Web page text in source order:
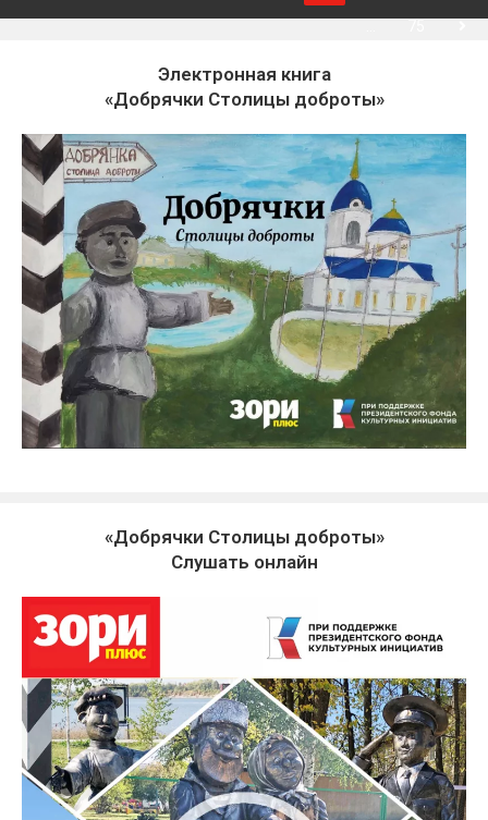
Электронная книга
«Добрячки Столицы доброты»
«Добрячки Столицы доброты»
Слушать онлайн